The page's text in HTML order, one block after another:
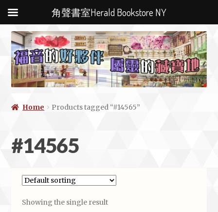
Home Products tagged “#14565”
#14565
Showing the single result
角聲書室Herald Bookstore NY